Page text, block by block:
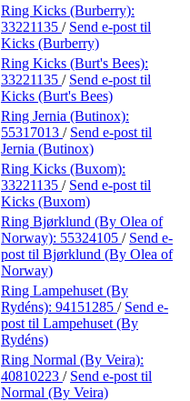
Ring Kicks (Burberry):
33221135 / Send e-post til
Kicks (Burberry)
Ring Kicks (Burt's Bees):
33221135 / Send e-post til
Kicks (Burt's Bees)
Ring Jernia (Butinox):
55317013 / Send e-post til
Jernia (Butinox)
Ring Kicks (Buxom):
33221135 / Send e-post til
Kicks (Buxom)
Ring Bjørklund (By Olea of
Norway): 55324105 / Send e-
post til Bjørklund (By Olea of
Norway)
Ring Lampehuset (By
Rydéns): 94151285 / Send e-
post til Lampehuset (By
Rydéns)
Ring Normal (By Veira):
40810223 / Send e-post til
Normal (By Veira)